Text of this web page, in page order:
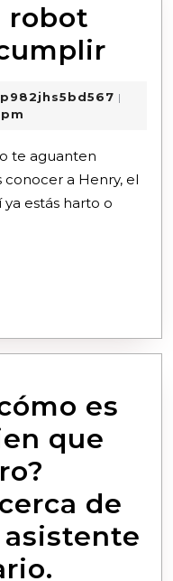
robot
|
te aguanten
a Henry, el
estás harto o
es
que
de
asistente